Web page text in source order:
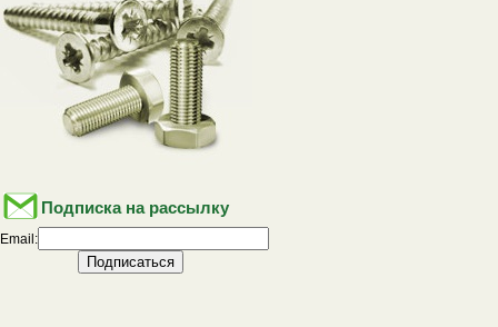
Подписка на рассылку
Email: